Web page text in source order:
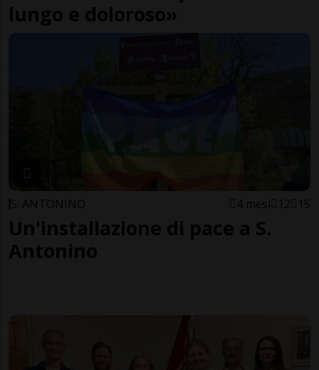
lungo e doloroso»
S. ANTONINO 4 mesi 12 15
Un'installazione di pace a S.
Antonino